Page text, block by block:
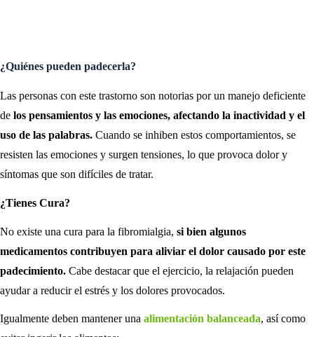
¿Quiénes pueden padecerla?
Las personas con este trastorno son notorias por un manejo deficiente
de los pensamientos y las emociones, afectando la inactividad y el
uso de las palabras. Cuando se inhiben estos comportamientos, se
resisten las emociones y surgen tensiones, lo que provoca dolor y
síntomas que son difíciles de tratar.
¿Tienes Cura?
No existe una cura para la fibromialgia, si bien algunos
medicamentos contribuyen para aliviar el dolor causado por este
padecimiento. Cabe destacar que el ejercicio, la relajación pueden
ayudar a reducir el estrés y los dolores provocados.
Igualmente deben mantener una alimentación balanceada, así como